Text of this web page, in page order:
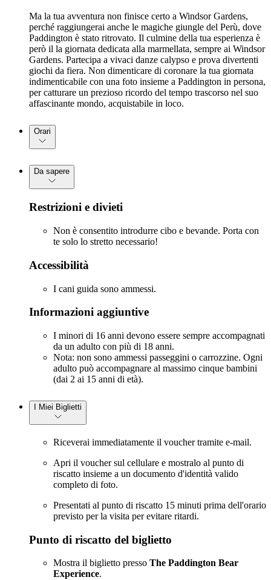
Ma la tua avventura non finisce certo a Windsor Gardens,
perché raggiungerai anche le magiche giungle del Perù, dove
Paddington è stato ritrovato. Il culmine della tua esperienza è
però il la giornata dedicata alla marmellata, sempre ai Windsor
Gardens. Partecipa a vivaci danze calypso e prova divertenti
giochi da fiera. Non dimenticare di coronare la tua giornata
indimenticabile con una foto insieme a Paddington in persona,
per catturare un prezioso ricordo del tempo trascorso nel suo
affascinante mondo, acquistabile in loco.
Orari
Da sapere
Restrizioni e divieti
Non è consentito introdurre cibo e bevande. Porta con
te solo lo stretto necessario!
Accessibilità
I cani guida sono ammessi.
Informazioni aggiuntive
I minori di 16 anni devono essere sempre accompagnati
da un adulto con più di 18 anni.
Nota: non sono ammessi passeggini o carrozzine. Ogni
adulto può accompagnare al massimo cinque bambini
(dai 2 ai 15 anni di età).
I Miei Biglietti
Riceverai immediatamente il voucher tramite e-mail.
Apri il voucher sul cellulare e mostralo al punto di
riscatto insieme a un documento d'identità valido
completo di foto.
Presentati al punto di riscatto 15 minuti prima dell'orario
previsto per la visita per evitare ritardi.
Punto di riscatto del biglietto
Mostra il biglietto presso The Paddington Bear
Experience.